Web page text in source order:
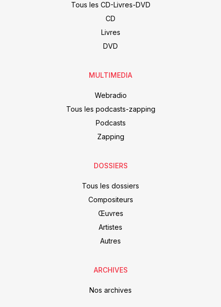
Tous les CD-Livres-DVD
CD
Livres
DVD
MULTIMEDIA
Webradio
Tous les podcasts-zapping
Podcasts
Zapping
DOSSIERS
Tous les dossiers
Compositeurs
Œuvres
Artistes
Autres
ARCHIVES
Nos archives